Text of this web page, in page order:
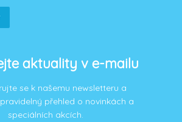
aktuality v e-mailu
se k našemu newsletteru a
přehled o novinkách a
speciálních akcích.